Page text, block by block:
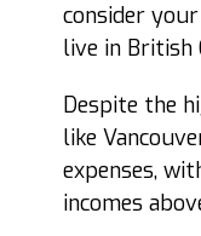
consider
live in British
Despite the
like
expenses,
incomes